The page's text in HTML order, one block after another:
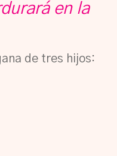
en la
de tres hijos: